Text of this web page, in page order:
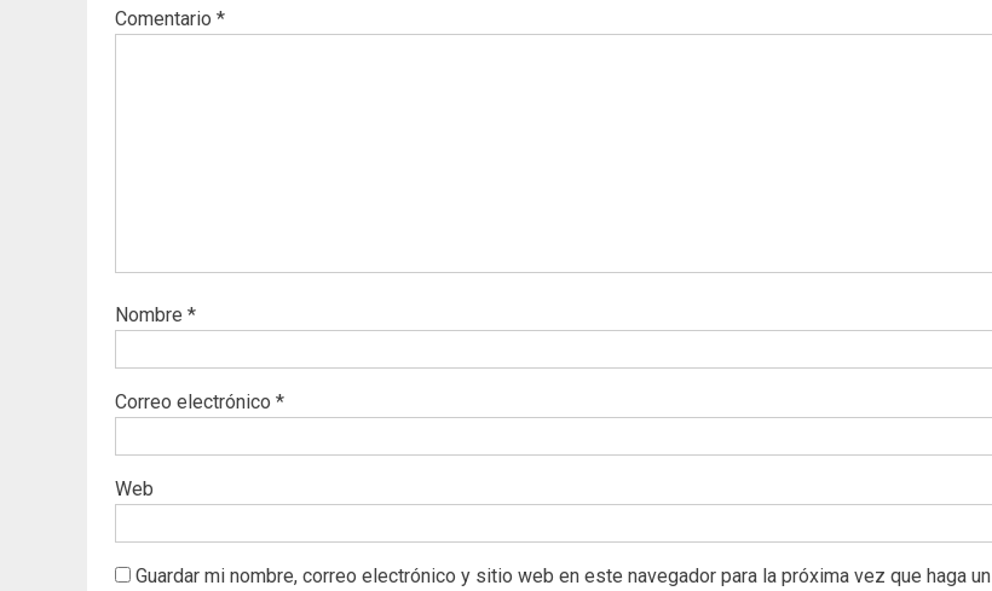
Comentario *
Nombre *
Correo electrónico *
Web
Guardar mi nombre, correo electrónico y sitio web en este navegador para la próxima vez que haga un